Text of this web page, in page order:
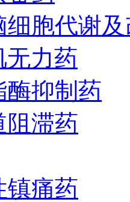
细胞代谢
无力药
酶抑制药
阻滞药
镇痛药